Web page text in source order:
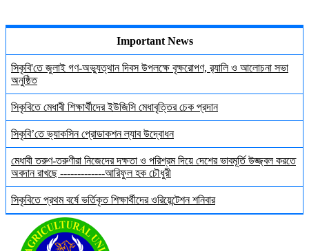
Important News
সিকৃবি'তে জুলাই গণ-অভ্যুত্থান দিবস উপলক্ষে বৃক্ষরোপণ, র‍্যালি ও আলোচনা সভা
অনুষ্ঠিত
সিকৃবিতে মেধাবী শিক্ষার্থীদের ইউজিসি মেধাবৃত্তির চেক প্রদান
সিকৃবি’তে ভ্যাকসিন প্রোডাকশন ল্যাব উদ্বোধন
মেধাবী তরুণ-তরুণীরা নিজেদের দক্ষতা ও পরিশ্রম দিয়ে দেশের ভাবমূর্তি উজ্জ্বল করতে
অবদান রাখছে -------------আরিফুল হক চৌধুরী
সিকৃবিতে প্রথম বর্ষে ভর্তিকৃত শিক্ষার্থীদের ওরিয়েন্টেশন শনিবার